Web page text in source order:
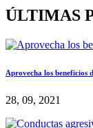
ÚLTIMAS
Aprovecha los beneficios
28, 09, 2021